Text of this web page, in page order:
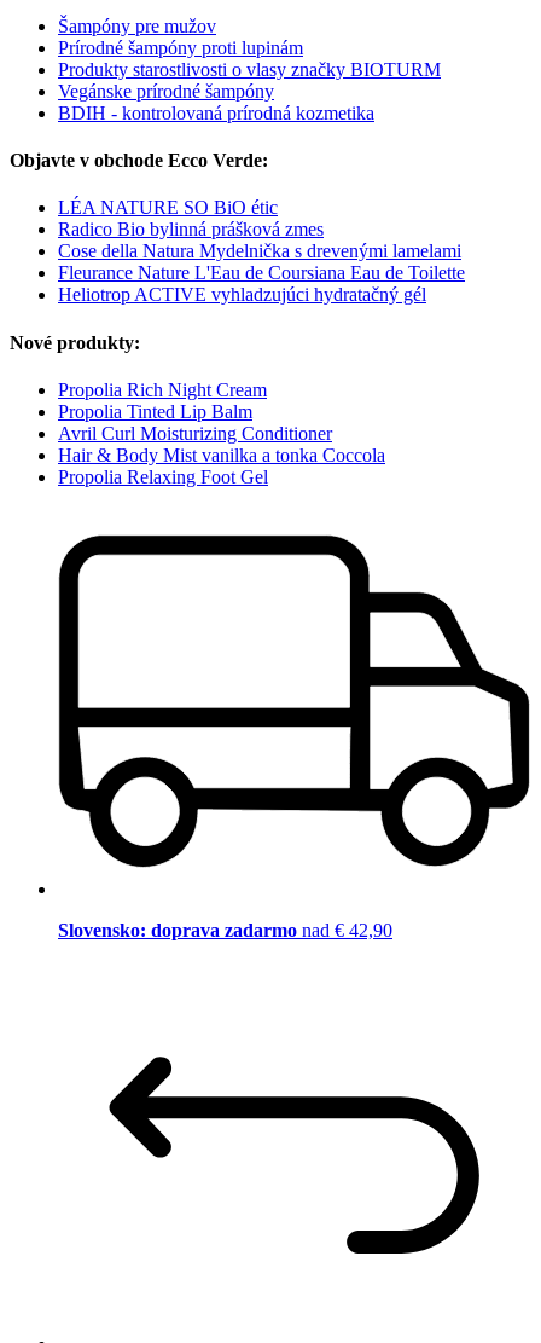
Šampóny pre mužov
Prírodné šampóny proti lupinám
Produkty starostlivosti o vlasy značky BIOTURM
Vegánske prírodné šampóny
BDIH - kontrolovaná prírodná kozmetika
Objavte v obchode Ecco Verde:
LÉA NATURE SO BiO étic
Radico Bio bylinná prášková zmes
Cose della Natura Mydelnička s drevenými lamelami
Fleurance Nature L'Eau de Coursiana Eau de Toilette
Heliotrop ACTIVE vyhladzujúci hydratačný gél
Nové produkty:
Propolia Rich Night Cream
Propolia Tinted Lip Balm
Avril Curl Moisturizing Conditioner
Hair & Body Mist vanilka a tonka Coccola
Propolia Relaxing Foot Gel
Slovensko: doprava zadarmo nad € 42,90